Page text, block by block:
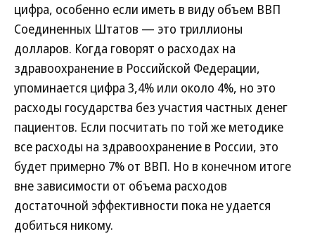
цифра, особенно если иметь в виду объем ВВП
Соединенных Штатов — это триллионы
долларов. Когда говорят о расходах на
здравоохранение в Российской Федерации,
упоминается цифра 3,4% или около 4%, но это
расходы государства без участия частных денег
пациентов. Если посчитать по той же методике
все расходы на здравоохранение в России, это
будет примерно 7% от ВВП. Но в конечном итоге
вне зависимости от объема расходов
достаточной эффективности пока не удается
добиться никому.